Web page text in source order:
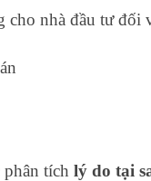
cho nhà đầu tư đối
tích lý do tại